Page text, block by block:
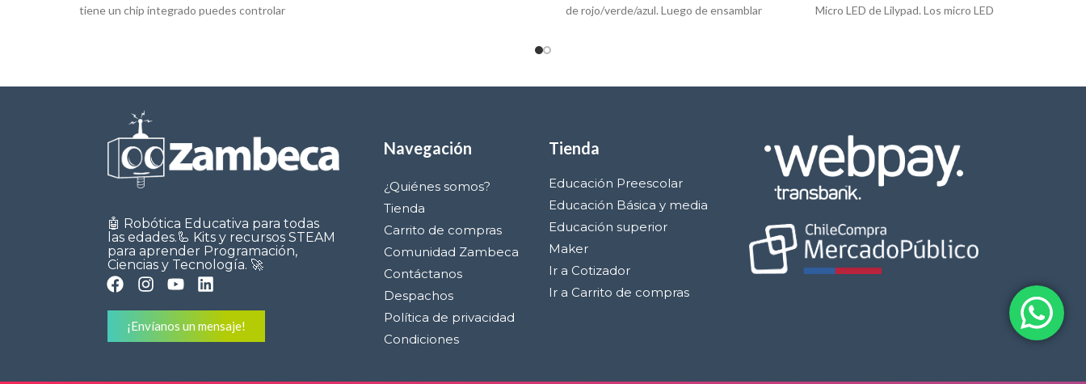
tiene un chip integrado puedes controlar
de rojo/verde/azul. Luego de ensamblar
Micro LED de Lilypad. Los micro LED
🤖 Robótica Educativa para todas
las edades.🦾 Kits y recursos STEAM
para aprender Programación,
Ciencias y Tecnología. 🚀
¡Envíanos un mensaje!
Navegación
¿Quiénes somos?
Tienda
Carrito de compras
Comunidad Zambeca
Contáctanos
Despachos
Política de privacidad
Condiciones
Tienda
Educación Preescolar
Educación Básica y media
Educación superior
Maker
Ir a Cotizador
Ir a Carrito de compras